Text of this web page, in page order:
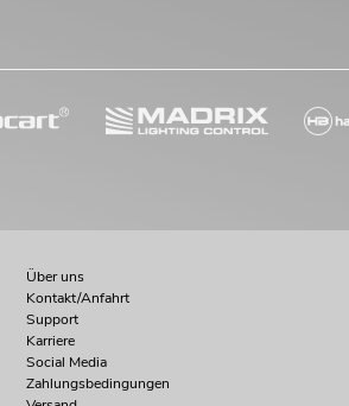
Über uns
Kontakt/Anfahrt
Support
Karriere
Social Media
Zahlungsbedingungen